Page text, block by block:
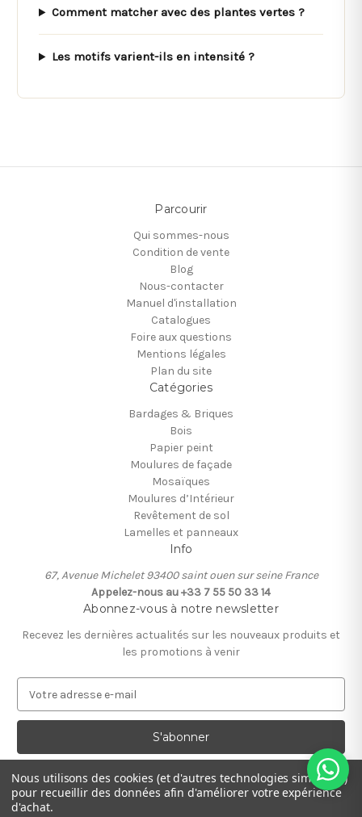
Comment matcher avec des plantes vertes ?
Les motifs varient-ils en intensité ?
Parcourir
Qui sommes-nous
Condition de vente
Blog
Nous-contacter
Manuel d'installation
Catalogues
Foire aux questions
Mentions légales
Plan du site
Catégories
Bardages & Briques
Bois
Papier peint
Moulures de façade
Mosaïques
Moulures d’Intérieur
Revêtement de sol
Lamelles et panneaux
Info
67, Avenue Michelet 93400 saint ouen sur seine France
Appelez-nous au +33 7 55 50 33 14
Abonnez-vous à notre newsletter
Recevez les dernières actualités sur les nouveaux produits et
les promotions à venir
r
s
e
e
Nous utilisons des cookies (et d'autres technologies similaires)
pour recueillir des données afin d'améliorer votre expérience
d'achat.